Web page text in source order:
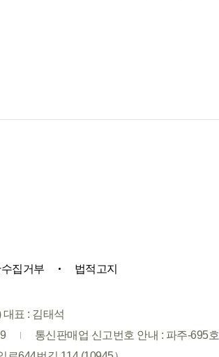
집거부 법적고지
표 : 김태석
통신판매업 신고번호 안내 : 파주-695호